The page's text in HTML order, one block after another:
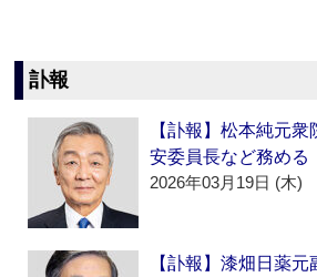
訃報
【訃報】松本純元
安委員長など務める
2026年03月19日 (木)
【訃報】漆畑日薬